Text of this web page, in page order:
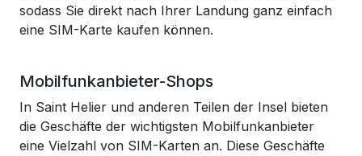
sodass Sie direkt nach Ihrer Landung ganz einfach
eine SIM-Karte kaufen können.
Mobilfunkanbieter-Shops
In Saint Helier und anderen Teilen der Insel bieten
die Geschäfte der wichtigsten Mobilfunkanbieter
eine Vielzahl von SIM-Karten an. Diese Geschäfte